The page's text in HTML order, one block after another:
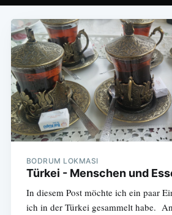
BODRUM LOKMASI
Türkei - Menschen und
In diesem Post möchte ich ein paar
ich in der Türkei gesammelt habe.